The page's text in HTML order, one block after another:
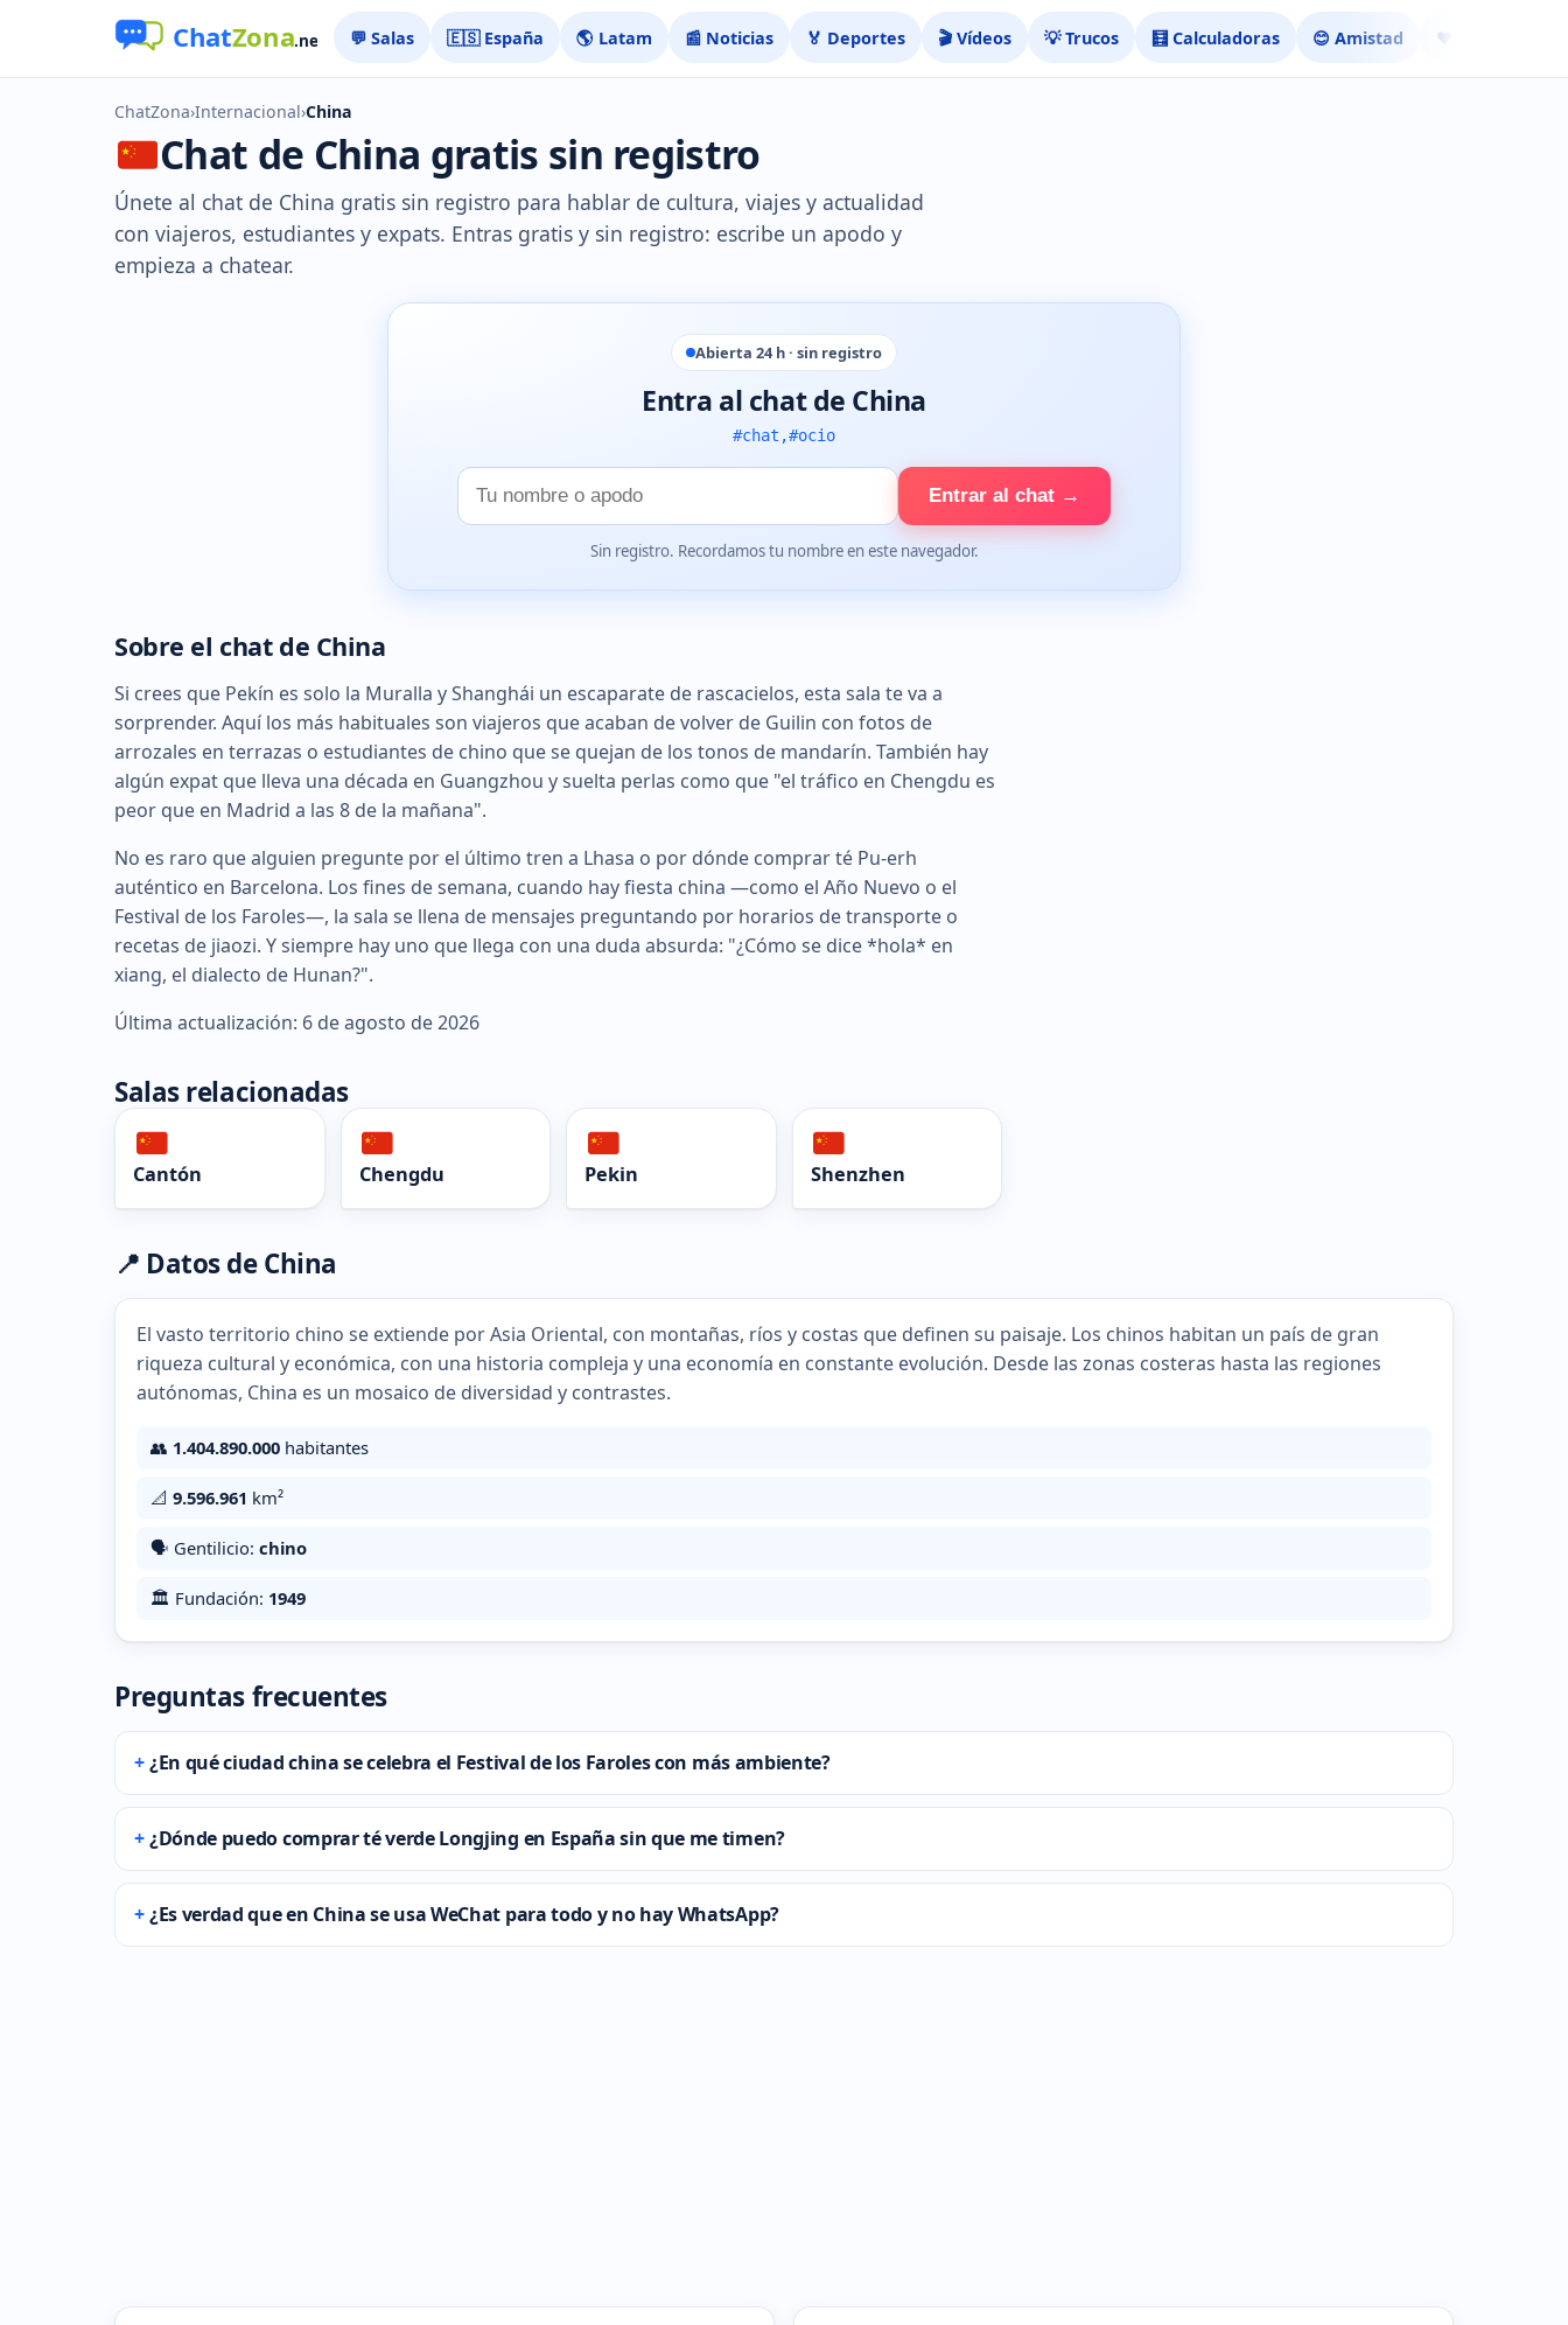
💬 Salas 🇪🇸 España 🌎 Latam 📰 Noticias 🏅 Deportes 🎬 Vídeos 💡 Trucos 🧮 Calculadoras 😊 Amistad ❤️ Ligar
ChatZona›Internacional›China
Chat de China gratis sin registro
Únete al chat de China gratis sin registro para hablar de cultura, viajes y actualidad
con viajeros, estudiantes y expats. Entras gratis y sin registro: escribe un apodo y
empieza a chatear.
Abierta 24 h · sin registro
Entra al chat de China
#chat,#ocio
Tu
nombre
Entrar al chat →
Sin registro. Recordamos tu nombre en este navegador.
Sobre el chat de China
Si crees que Pekín es solo la Muralla y Shanghái un escaparate de rascacielos, esta sala te va a
sorprender. Aquí los más habituales son viajeros que acaban de volver de Guilin con fotos de
arrozales en terrazas o estudiantes de chino que se quejan de los tonos de mandarín. También hay
algún expat que lleva una década en Guangzhou y suelta perlas como que "el tráfico en Chengdu es
peor que en Madrid a las 8 de la mañana".
No es raro que alguien pregunte por el último tren a Lhasa o por dónde comprar té Pu-erh
auténtico en Barcelona. Los fines de semana, cuando hay fiesta china —como el Año Nuevo o el
Festival de los Faroles—, la sala se llena de mensajes preguntando por horarios de transporte o
recetas de jiaozi. Y siempre hay uno que llega con una duda absurda: "¿Cómo se dice *hola* en
xiang, el dialecto de Hunan?".
Última actualización: 6 de agosto de 2026
Salas relacionadas
Cantón Chengdu Pekin Shenzhen
📍 Datos de China
El vasto territorio chino se extiende por Asia Oriental, con montañas, ríos y costas que definen su paisaje. Los chinos habitan un país de gran
riqueza cultural y económica, con una historia compleja y una economía en constante evolución. Desde las zonas costeras hasta las regiones
autónomas, China es un mosaico de diversidad y contrastes.
👥 1.404.890.000 habitantes
📐 9.596.961 km²
🗣️ Gentilicio: chino
🏛️ Fundación: 1949
Preguntas frecuentes
¿En qué ciudad china se celebra el Festival de los Faroles con más ambiente?
¿Dónde puedo comprar té verde Longjing en España sin que me timen?
¿Es verdad que en China se usa WeChat para todo y no hay WhatsApp?